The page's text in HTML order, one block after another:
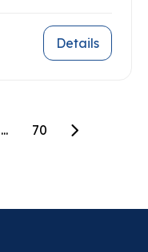
Details
... 70